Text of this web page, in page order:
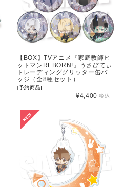
【BOX】TVアニメ『家庭教師ヒ
ットマンREBORN!』うさびてぃ
トレーディンググリッター缶バ
ッジ（全8種セット）
[予約商品]
¥4,400税込